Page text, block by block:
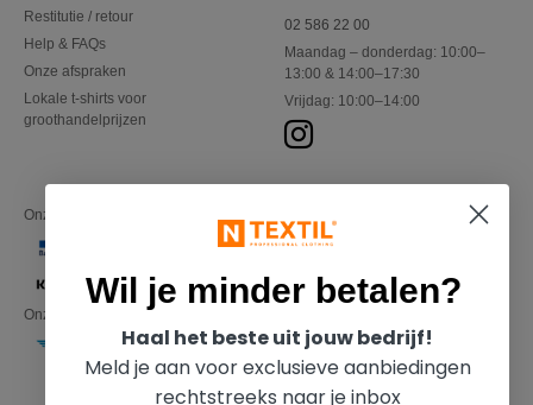
Restitutie / retour
Help & FAQs
Onze afspraken
Lokale t-shirts voor
groothandelprijzen
02 586 22 00
Maandag – donderdag: 10:00–
13:00 & 14:00–17:30
Vrijdag: 10:00–14:00
Onze financiële partners
Onze transporteurs
Wil je minder betalen?
Haal het beste uit jouw bedrijf!
Meld je aan voor exclusieve aanbiedingen
rechtstreeks naar je inbox